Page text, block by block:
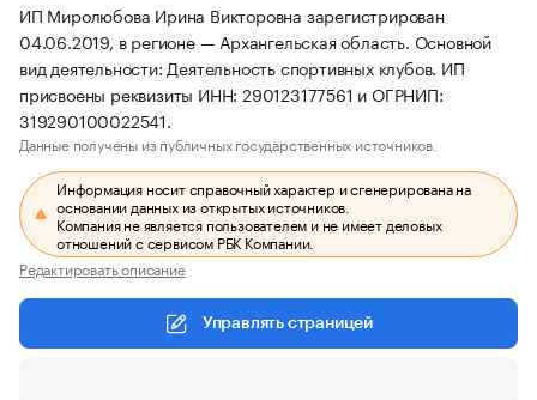
ИП Миролюбова Ирина Викторовна зарегистрирован
04.06.2019, в регионе — Архангельская область. Основной
вид деятельности: Деятельность спортивных клубов. ИП
присвоены реквизиты ИНН: 290123177561 и ОГРНИП:
319290100022541.
Данные получены из публичных государственных источников.
Информация носит справочный характер и сгенерирована на
основании данных из открытых источников.
Компания не является пользователем и не имеет деловых
отношений с сервисом РБК Компании.
Редактировать описание
Управлять страницей